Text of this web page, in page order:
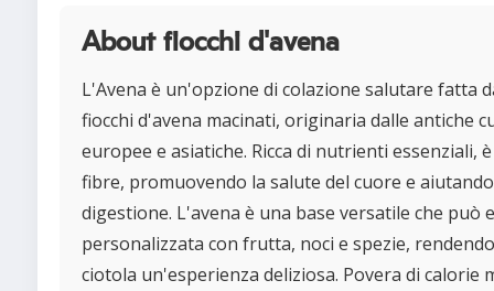
About fiocchi d'avena
L'Avena è un'opzione di colazione salutare fatta
fiocchi d'avena macinati, originaria dalle antiche
europee e asiatiche. Ricca di nutrienti essenziali,
fibre, promuovendo la salute del cuore e
digestione. L'avena è una base versatile che può
personalizzata con frutta, noci e spezie,
ciotola un'esperienza deliziosa. Povera di calorie